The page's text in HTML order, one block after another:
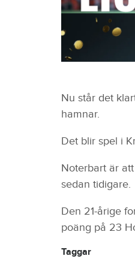
Nu står det
hamnar.
Det blir spel i
Noterbart är
sedan tidigare.
Den 21-årige
poäng på 23
Taggar